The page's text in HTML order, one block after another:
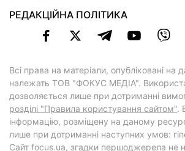
РЕДАКЦІЙНА ПОЛІТИКА
Всі права на матеріали, опубліковані на
належать ТОВ "ФОКУС МЕДІА".
дозволяється лише при дотриманні
розділі "Правила користування сайтом".
інформацію, розміщену на даному
лише при дотриманні наступних умов:
Cайт focus.ua, згадки першоджерела не